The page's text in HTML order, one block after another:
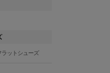
ットシューズ